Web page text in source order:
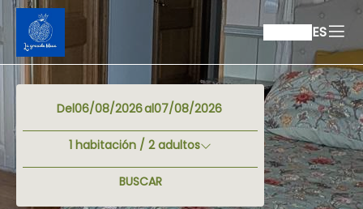
ES
Del al
1 habitación / 2adultos
BUSCAR